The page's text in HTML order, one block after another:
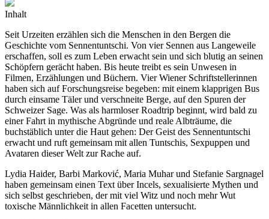
Inhalt
Seit Urzeiten erzählen sich die Menschen in den Bergen die
Geschichte vom Sennentuntschi. Von vier Sennen aus Langeweile
erschaffen, soll es zum Leben erwacht sein und sich blutig an seinen
Schöpfern gerächt haben. Bis heute treibt es sein Unwesen in
Filmen, Erzählungen und Büchern. Vier Wiener Schriftstellerinnen
haben sich auf Forschungsreise begeben: mit einem klapprigen Bus
durch einsame Täler und verschneite Berge, auf den Spuren der
Schweizer Sage. Was als harmloser Roadtrip beginnt, wird bald zu
einer Fahrt in mythische Abgründe und reale Albträume, die
buchstäblich unter die Haut gehen: Der Geist des Sennentuntschi
erwacht und ruft gemeinsam mit allen Tuntschis, Sexpuppen und
Avataren dieser Welt zur Rache auf.
Lydia Haider, Barbi Marković, Maria Muhar und Stefanie Sargnagel
haben gemeinsam einen Text über Incels, sexualisierte Mythen und
sich selbst geschrieben, der mit viel Witz und noch mehr Wut
toxische Männlichkeit in allen Facetten untersucht.